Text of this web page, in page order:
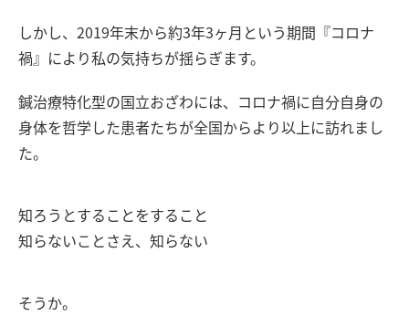
しかし、2019年末から約3年3ヶ月という期間『コロナ
禍』により私の気持ちが揺らぎます。
鍼治療特化型の国立おざわには、コロナ禍に自分自身の
身体を哲学した患者たちが全国からより以上に訪れまし
た。
知ろうとすることをすること
知らないことさえ、知らない
そうか。